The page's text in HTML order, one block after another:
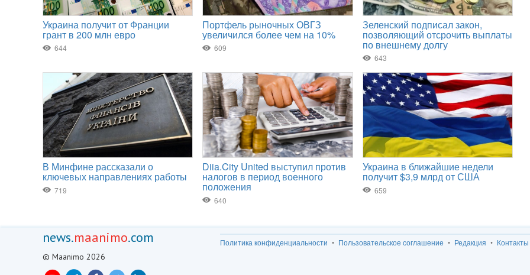
news.maanimo.com
© Maanimo 2026
Политика конфиденциальности Пользовательское соглашение Редакция Контакты